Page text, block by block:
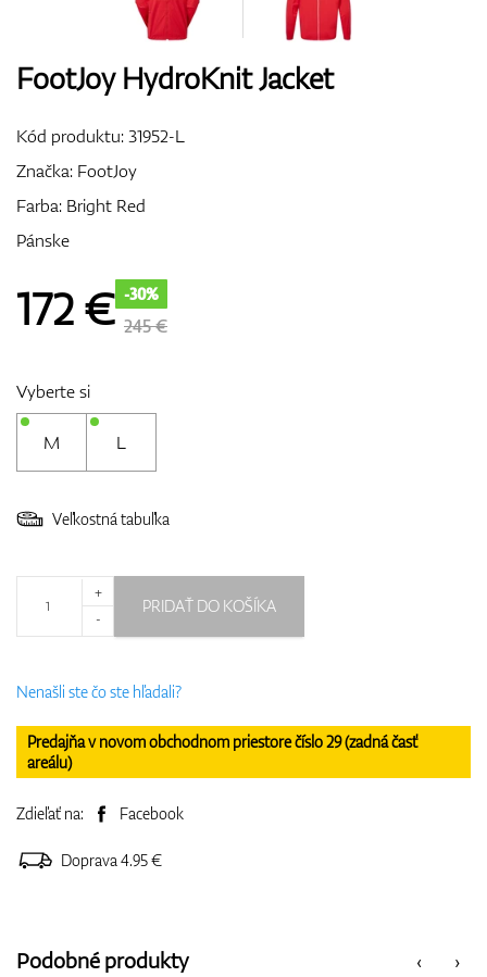
FootJoy HydroKnit Jacket
Kód produktu:31952-L
Značka: FootJoy
Farba: Bright Red
Pánske
172€ -30%
245 €
Vyberte si
M L
Veľkostná tabuľka
+
-
PRIDAŤ DO KOŠÍKA
Nenašli ste čo ste hľadali?
Predajňa v novom obchodnom priestore číslo 29 (zadná časť
areálu)
Zdieľať na: Facebook
Doprava 4.95 €
‹
Podobné produkty ›